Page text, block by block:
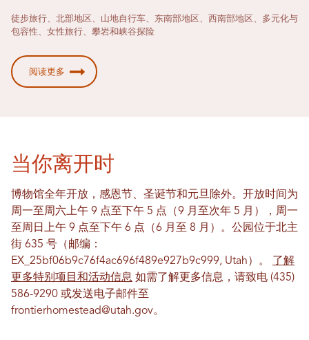
徒步旅行、北部地区、山地自行车、东南部地区、西南部地区、多元化与
包容性、女性旅行、攀岩和峡谷探险
阅读更多
当你离开时
博物馆全年开放，感恩节、圣诞节和元旦除外。开放时间为
周一至周六上午 9 点至下午 5 点（9 月至次年 5 月），周一
至周日上午 9 点至下午 6 点（6 月至 8 月）。公园位于北主
街 635 号（邮编：
EX_25bf06b9c76f4ac696f489e927b9c999, Utah）。
了解
更多特别项目和活动信息 如需了解更多信息，请致电 (435)
586-9290 或发送电子邮件至
frontierhomestead@utah.gov。